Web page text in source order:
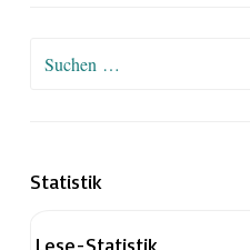
Suchen
Statistik
Lese-Statistik